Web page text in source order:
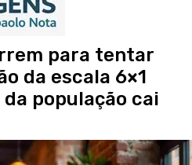
para tentar
da escala 6×1
população cai